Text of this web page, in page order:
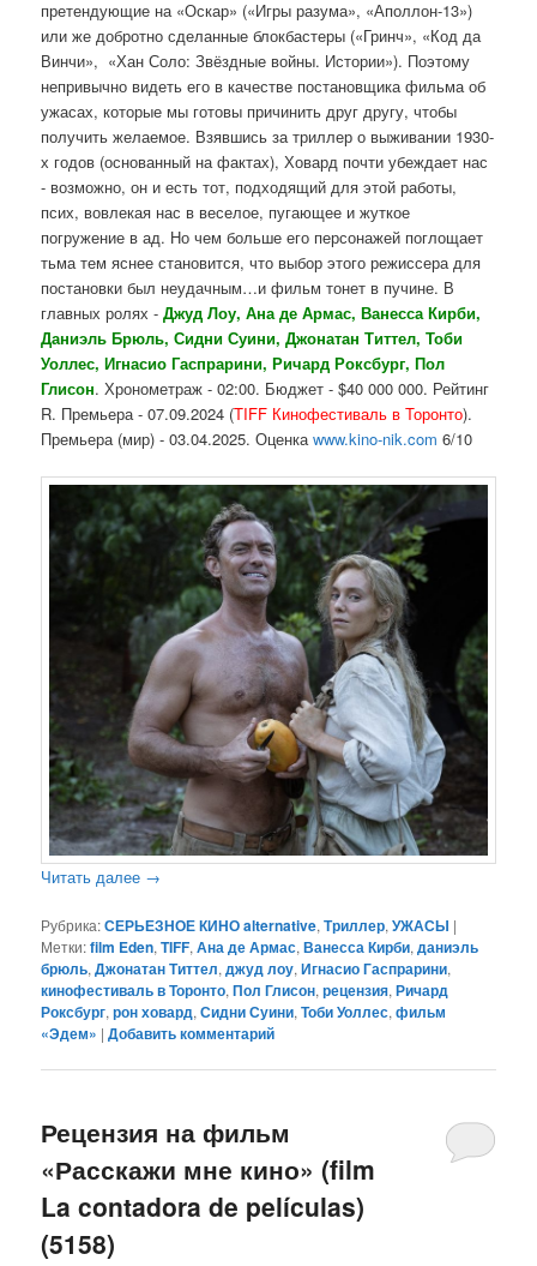
претендующие на «Оскар» («Игры разума», «Аполлон-13»)
или же добротно сделанные блокбастеры («Гринч», «Код да
Винчи», «Хан Соло: Звёздные войны. Истории»). Поэтому
непривычно видеть его в качестве постановщика фильма об
ужасах, которые мы готовы причинить друг другу, чтобы
получить желаемое. Взявшись за триллер о выживании 1930-
х годов (основанный на фактах), Ховард почти убеждает нас
- возможно, он и есть тот, подходящий для этой работы,
псих, вовлекая нас в веселое, пугающее и жуткое
погружение в ад. Но чем больше его персонажей поглощает
тьма тем яснее становится, что выбор этого режиссера для
постановки был неудачным…и фильм тонет в пучине. В
главных ролях -Джуд Лоу, Ана де Армас, Ванесса Кирби,
Даниэль Брюль, Сидни Суини, Джонатан Титтел, Тоби
Уоллес, Игнасио Гаспрарини, Ричард Роксбург, Пол
Глисон. Хронометраж - 02:00. Бюджет - $40 000 000. Рейтинг
R. Премьера - 07.09.2024 (TIFF Кинофестиваль в Торонто).
Премьера (мир) - 03.04.2025. Оценкаwww.kino-nik.com 6/10
Читать далее →
Рубрика:СЕРЬЕЗНОЕ КИНО alternative,Триллер,УЖАСЫ |
Метки:film Eden,TIFF,Ана де Армас,Ванесса Кирби,даниэль
брюль,Джонатан Титтел,джуд лоу,Игнасио Гаспрарини,
кинофестиваль в Торонто,Пол Глисон,рецензия,Ричард
Роксбург,рон ховард,Сидни Суини,Тоби Уоллес,фильм
«Эдем» |Добавить комментарий
Рецензия на фильм
«Расскажи мне кино» (film
La contadora de películas)
(5158)